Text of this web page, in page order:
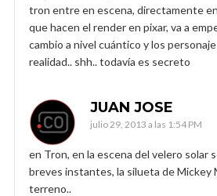
tron entre en escena, directamente
que hacen el render en pixar, va a
cambio a nivel cuántico y los
realidad.. shh.. todavía es secreto
JUAN JOSE
julio 29, 2013 a las 1:54 PM
en Tron, en la escena del velero solar
breves instantes, la silueta de Mickey
terreno..